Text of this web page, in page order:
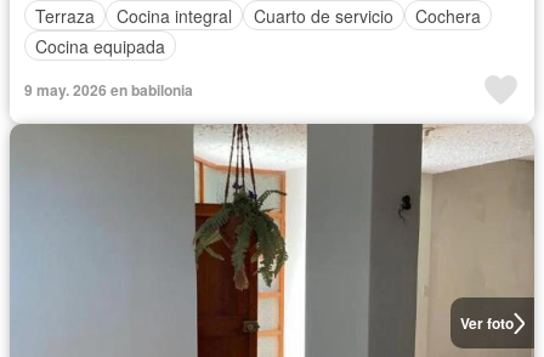
Terraza
Cocina integral Cuarto de servicio
Cochera
Cocina equipada
9 may. 2026 en babilonia
Ver foto